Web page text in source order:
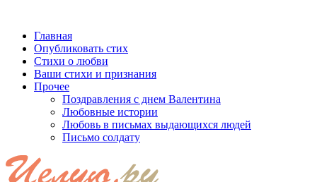
Главная
Опубликовать стих
Стихи о любви
Ваши стихи и признания
Прочее
Поздравления с днем Валентина
Любовные истории
Любовь в письмах выдающихся людей
Письмо солдату